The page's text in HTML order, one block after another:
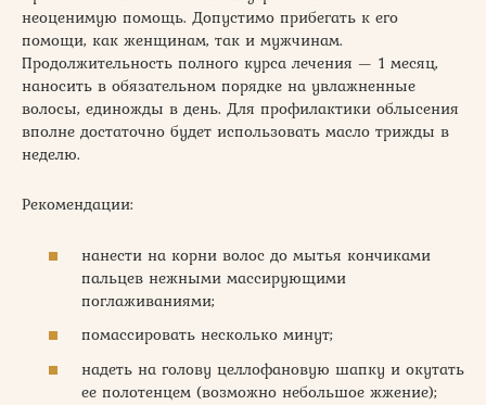
неоценимую помощь. Допустимо прибегать к его
помощи, как женщинам, так и мужчинам.
Продолжительность полного курса лечения — 1 месяц,
наносить в обязательном порядке на увлажненные
волосы, единожды в день. Для профилактики облысения
вполне достаточно будет использовать масло трижды в
неделю.
Рекомендации:
нанести на корни волос до мытья кончиками
пальцев нежными массирующими
поглаживаниями;
помассировать несколько минут;
надеть на голову целлофановую шапку и окутать
ее полотенцем (возможно небольшое жжение);